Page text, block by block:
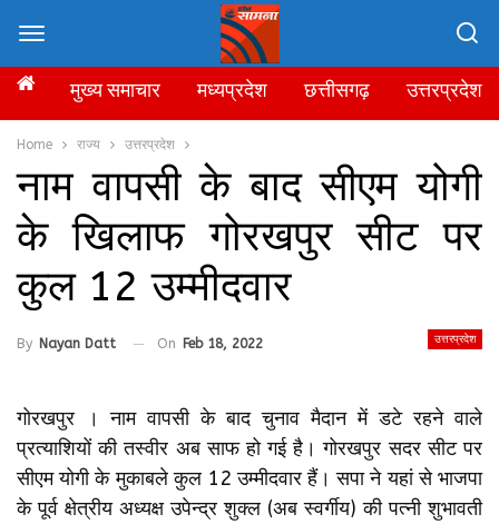
Home राज्य उत्तरप्रदेश
नाम वापसी के बाद सीएम योगी
के खिलाफ गोरखपुर सीट पर
कुल 12 उम्‍मीदवार
उत्तरप्रदेश
By Nayan Datt On Feb 18, 2022
गोरखपुर । नाम वापसी के बाद चुनाव मैदान में डटे रहने वाले
प्रत्याशियों की तस्वीर अब साफ हो गई है। गोरखपुर सदर सीट पर
सीएम योगी के मुकाबले कुल 12 उम्‍मीदवार हैं। सपा ने यहां से भाजपा
के पूर्व क्षेत्रीय अध्‍यक्ष उपेन्‍द्र शुक्‍ल (अब स्‍वर्गीय) की पत्‍नी शुभावती
मुख्य समाचार मध्यप्रदेश छत्तीसगढ़ उत्तरप्रदेश